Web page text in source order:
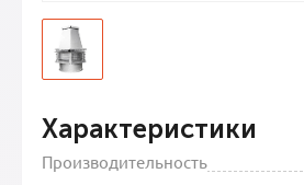
Характеристики
Производительность